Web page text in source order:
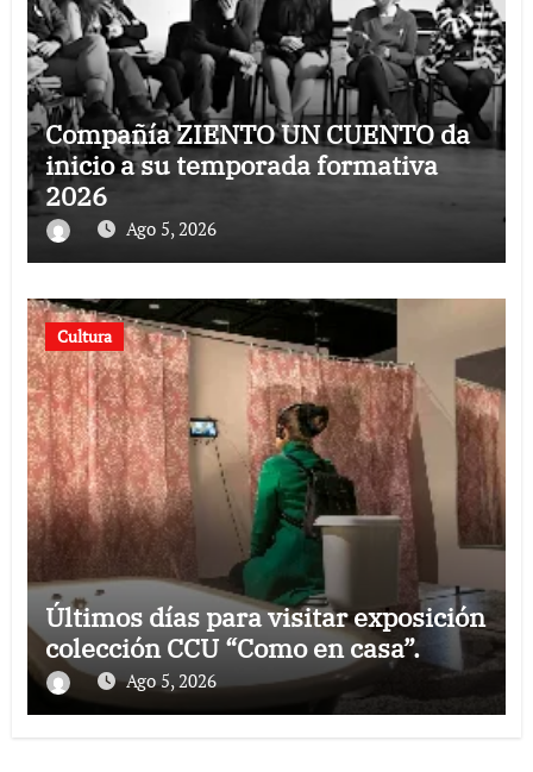
Compañía ZIENTO UN CUENTO da
inicio a su temporada formativa
2026
Ago 5, 2026
Cultura
Últimos días para visitar exposición
colección CCU “Como en casa”.
Ago 5, 2026